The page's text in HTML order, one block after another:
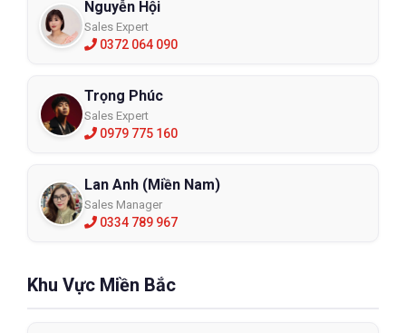
Nguyễn Hội
Sales Expert
0372 064 090
Trọng Phúc
Sales Expert
0979 775 160
Lan Anh (Miền Nam)
Sales Manager
0334 789 967
Khu Vực Miền Bắc